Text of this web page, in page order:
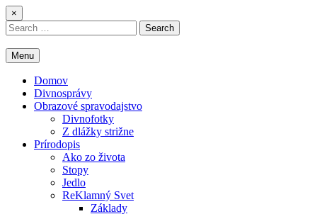
Skip
to
content
×
Search
for:
Menu
Domov
Divnosprávy
Obrazové spravodajstvo
Divnofotky
Z dlážky strižne
Prírodopis
Ako zo života
Stopy
Jedlo
ReKlamný Svet
Základy